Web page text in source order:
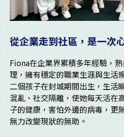
從企業走到社區，是一次
Fiona在企業界累積多年經驗，
理，擁有穩定的職業生涯與生活
二個孩子在封城期間出生，生活
混亂、社交隔離，使她每天活在
子的健康，害怕外邊的病毒，更
無力改變現狀的無助。